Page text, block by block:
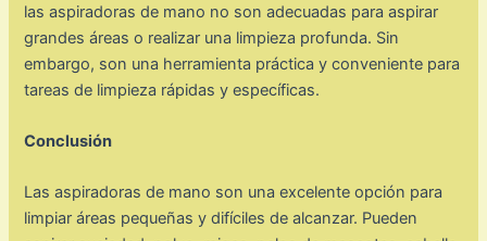
las aspiradoras de mano no son adecuadas para aspirar
grandes áreas o realizar una limpieza profunda. Sin
embargo, son una herramienta práctica y conveniente para
tareas de limpieza rápidas y específicas.
Conclusión
Las aspiradoras de mano son una excelente opción para
limpiar áreas pequeñas y difíciles de alcanzar. Pueden